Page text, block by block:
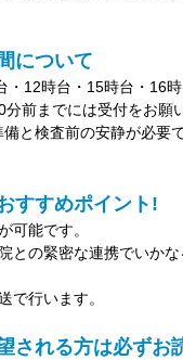
について
・12時台・15時台・16
分前までには受付をお願
と検査前の安静が必要
すすめポイント!
可能です。
との緊密な連携でいか
で行います。
される方は必ずお